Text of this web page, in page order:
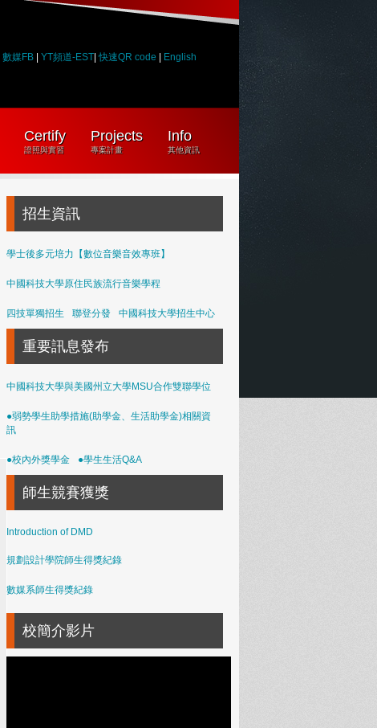
數媒FB YT頻道-EST |快速QR code English
Certify
證照與實習
Projects
專案計畫
Info
其他資訊
招生資訊
學士後多元培力【數位音樂音效專班】
中國科技大學原住民族流行音樂學程
四技單獨招生 聯登分發 中國科技大學招生中心
重要訊息發布
中國科技大學與美國州立大學MSU合作雙聯學位
●弱勢學生助學措施(助學金、生活助學金)相關資
訊
●校內外獎學金 ●學生生活Q&A
師生競賽獲獎
Introduction of DMD
規劃設計學院師生得獎紀錄
數媒系師生得獎紀錄
校簡介影片